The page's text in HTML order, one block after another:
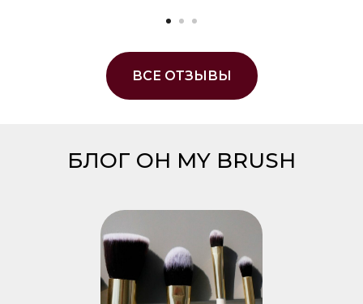
ВСЕ ОТЗЫВЫ
БЛОГ OH MY BRUSH